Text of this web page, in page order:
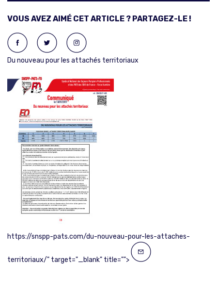
VOUS AVEZ AIMÉ CET ARTICLE ? PARTAGEZ-LE !
Du nouveau pour les attachés territoriaux
https://snspp-pats.com/du-nouveau-pour-les-attaches-
territoriaux/" target="_blank" title="">